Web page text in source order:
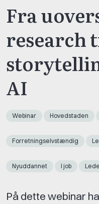
Fra
research
AI
Webinar Hovedstaden
Forretningselvstændig
Nyuddannet I job
På dette webinar